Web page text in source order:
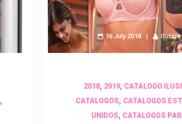
,
16 July 2018 Ilusion
2018, 2019, CATALOGO
CATALOGOS, CATALOGOS
UNIDOS, CATALOGOS